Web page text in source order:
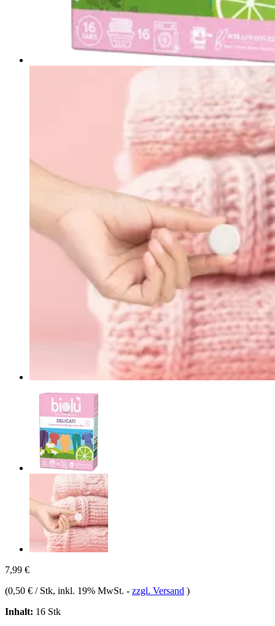
7,99 €
(0,50 € / Stk, inkl. 19% MwSt. - zzgl. Versand )
Inhalt: 16 Stk